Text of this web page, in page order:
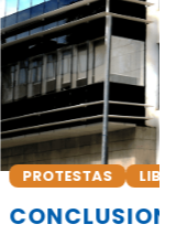
Y
Y EXPRESIÓN